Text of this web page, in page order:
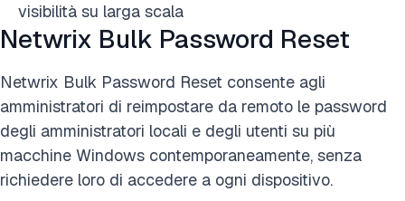
visibilità su larga scala
Netwrix Bulk Password Reset
Netwrix Bulk Password Reset consente agli
amministratori di reimpostare da remoto le password
degli amministratori locali e degli utenti su più
macchine Windows contemporaneamente, senza
richiedere loro di accedere a ogni dispositivo.